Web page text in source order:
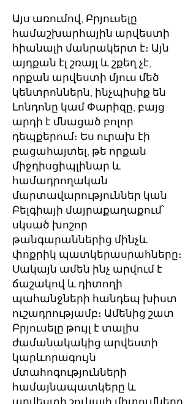
Այս առումով, Բրյուսելը
համաշխարհային արվեստի
հիանալի մանրակերտ է։ Այն
այդքան էլ շռայլ և շքեղ չէ,
որքան արվեստի մյուս մեծ
կենտրոններն, ինչպիսիք են
Լոնդոնը կամ Փարիզը, բայց
արդի է մնացած բոլոր
դեպքերում։ Ես ուրախ էի
բացահայտել, թե որքան
միջդիսցիպլինար և
համադրողական
մարտավարություններ կան
Բելգիայի մայրաքաղաքում՝
սկսած խոշոր
թանգարաններից մինչև
փոքրիկ պատկերասրահները։
Սակայն ամեն ինչ արվում է
ճաշակով և դիտողի
պահանջների հանդեպ խիստ
ուշադրությամբ։ Ամենից շատ
Բրյուսելը թույլ է տալիս
ժամանակակից արվեստի
կարևորագույն
մտահոգությունների
համայնապատկերը և